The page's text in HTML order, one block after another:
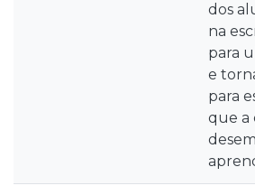
dos
na
para
e
para
que a